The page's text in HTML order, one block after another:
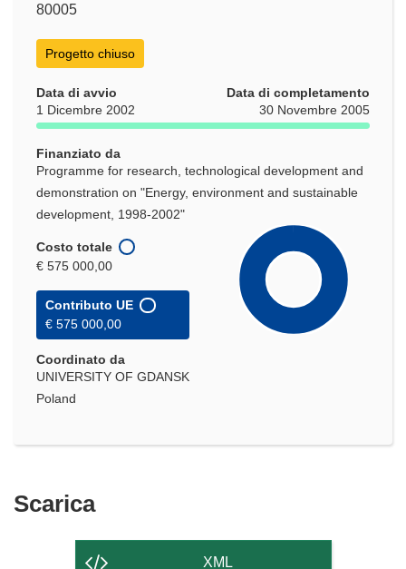
80005
Progetto chiuso
Data di avvio
1 Dicembre 2002
Data di completamento
30 Novembre 2005
Finanziato da
Programme for research, technological development and
demonstration on "Energy, environment and sustainable
development, 1998-2002"
Costo totale
€ 575 000,00
Contributo UE
€ 575 000,00
Coordinato da
UNIVERSITY OF GDANSK
Poland
ScaricaScarica
contenuto
XML